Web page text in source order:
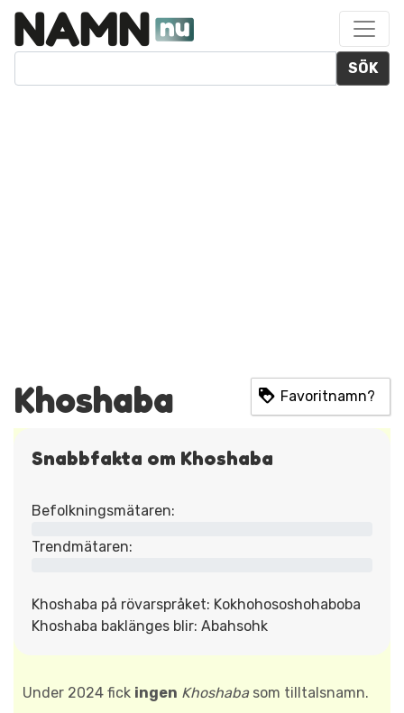
SÖK
Khoshaba Favoritnamn?
Snabbfakta om Khoshaba
Befolkningsmätaren:
Trendmätaren:
Khoshaba på rövarspråket: Kokhohososhohaboba
Khoshaba baklänges blir: Abahsohk
Under 2024 fick ingen Khoshabasom tilltalsnamn.